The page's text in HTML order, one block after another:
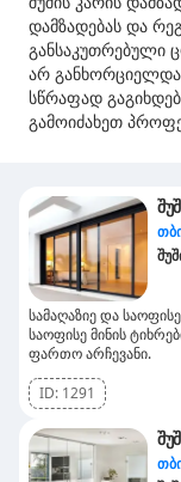
დამზადებას და
განსაკუთრებული
არ განხორციელდა
სწრაფად
გამოიძახეთ
სამაღაზიე და
საოფისე მინის
ფართო არჩევანი.
ID: 1291